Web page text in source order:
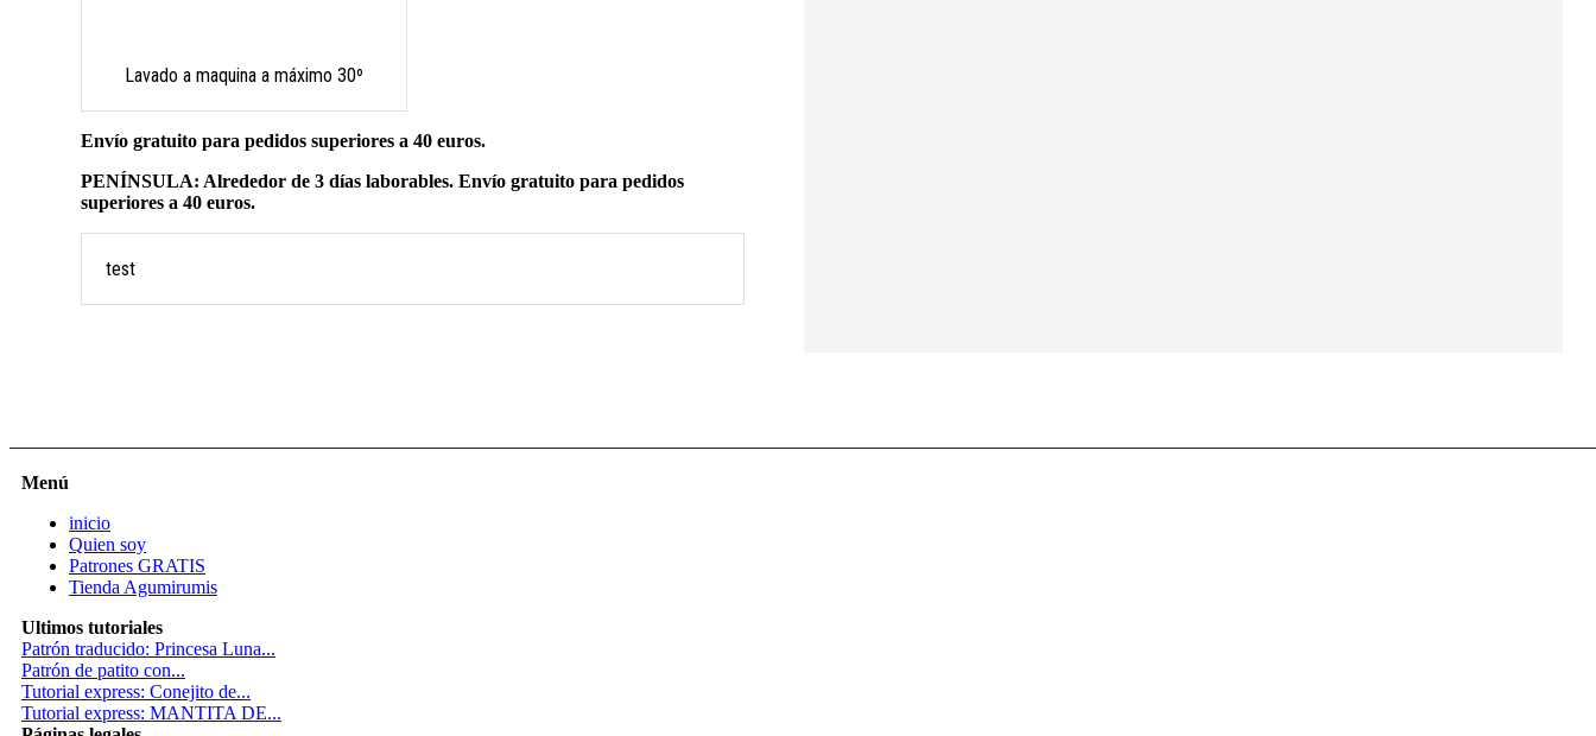
Lavado a maquina a máximo 30º
Envío gratuito para pedidos superiores a 40 euros.
PENÍNSULA: Alrededor de 3 días laborables. Envío gratuito para pedidos
superiores a 40 euros.
test
Menú
inicio
Quien soy
Patrones GRATIS
Tienda Agumirumis
Ultimos tutoriales
Patrón traducido: Princesa Luna...
Patrón de patito con...
Tutorial express: Conejito de...
Tutorial express: MANTITA DE...